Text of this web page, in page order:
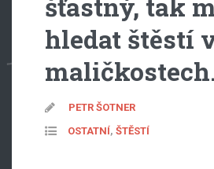
hledat štěstí
PETR ŠOTNER
OSTATNÍ, ŠTĚSTÍ